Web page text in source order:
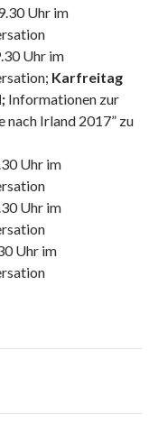
Uhr im
Uhr im
Karfreitag
Informationen zur
nach Irland 2017” zu
Uhr im
Uhr im
Uhr im